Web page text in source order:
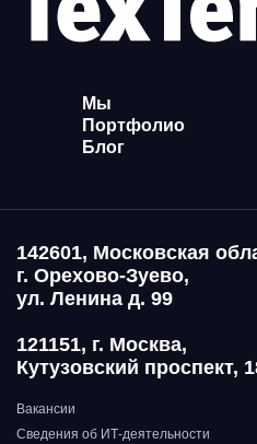
Мы
Портфолио
Блог
142601, Московская
г. Орехово-Зуево,
ул. Ленина д. 99
121151, г. Москва,
Кутузовский проспект,
Вакансии
Сведения об ИТ-деятельности